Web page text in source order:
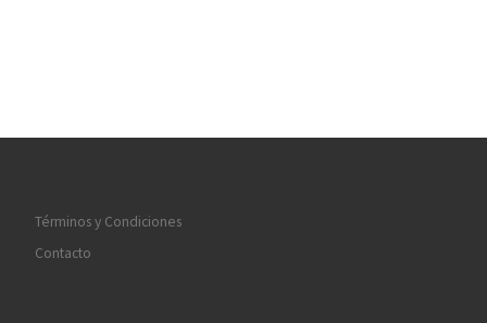
Términos y Condiciones
Contacto